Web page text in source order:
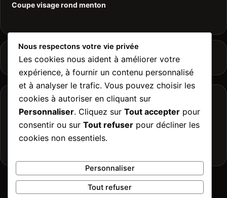
Coupe visage rond menton
Informations
Contact
Plan de site
Mentions Légales
hello(@)shinehairandbeauty.fr
Nous respectons votre vie privée
Les cookies nous aident à améliorer votre
expérience, à fournir un contenu personnalisé
et à analyser le trafic. Vous pouvez choisir les
cookies à autoriser en cliquant sur
Personnaliser. Cliquez sur Tout accepter pour
consentir ou sur Tout refuser pour décliner les
cookies non essentiels.
Personnaliser
Tout refuser